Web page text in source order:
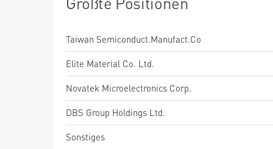
Taiwan Semiconduct.Manufact.Co
Elite Material Co. Ltd.
Novatek Microelectronics Corp.
DBS Group Holdings Ltd.
Sonstiges